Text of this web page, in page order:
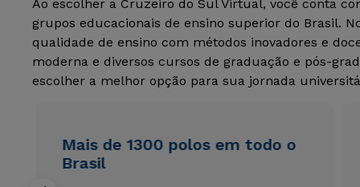
Ao escolher a Cruzeiro do Sul Virtual, você conta
grupos educacionais de ensino superior do Brasil.
qualidade de ensino com métodos inovadores e
moderna e diversos cursos de graduação e pós-
escolher a melhor opção para sua jornada
Mais de 1300 polos em todo o
Brasil